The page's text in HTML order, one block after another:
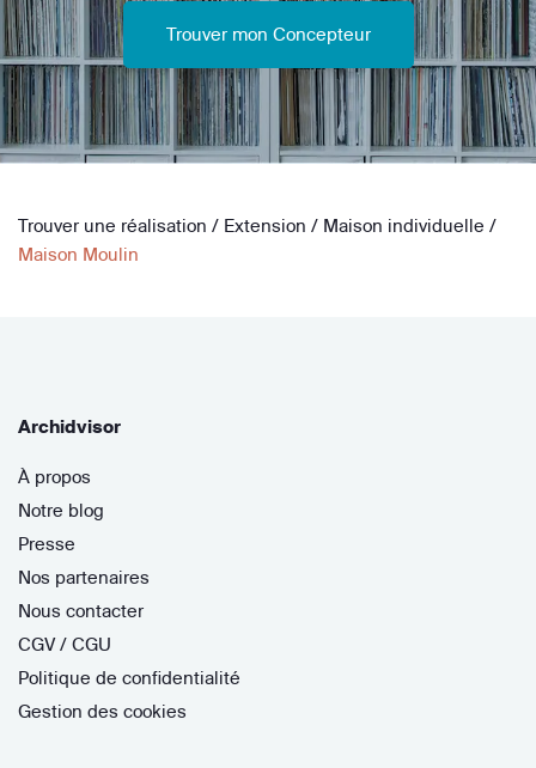
Trouver mon Concepteur
Trouver une réalisation / Extension / Maison individuelle /
Maison Moulin
Archidvisor
À propos
Notre blog
Presse
Nos partenaires
Nous contacter
CGV / CGU
Politique de confidentialité
Gestion des cookies